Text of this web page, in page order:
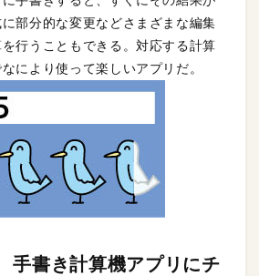
部分的な変更などさまざまな編集
行うこともできる。対応する計算
により使って楽しいアプリだ。
手書き計算機アプリにチ